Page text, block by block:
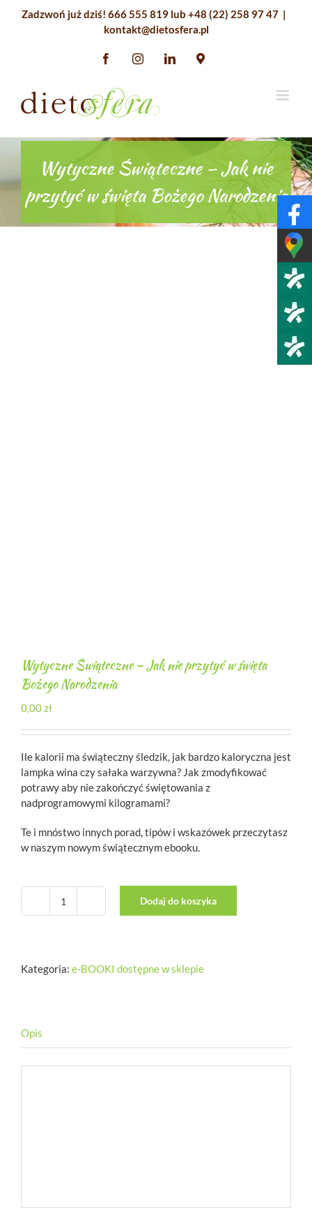
Zadzwoń już dziś! 666 555 819 lub +48 (22) 258 97 47 |
kontakt@dietosfera.pl
FacebookInstagramLinkedInGoogle
Wytyczne Świąteczne – Jak nie
przytyć w święta Bożego Narodzenia
Wytyczne Świąteczne – Jak nie przytyć w święta
Bożego Narodzenia
0,00zł
Ile kalorii ma świąteczny śledzik, jak bardzo kaloryczna jest
lampka wina czy sałaka warzywna? Jak zmodyfikować
potrawy aby nie zakończyć świętowania z
nadprogramowymi kilogramami?
Te i mnóstwo innych porad, tipów i wskazówek przeczytasz
w naszym nowym świątecznym ebooku.
ilość
Jak
Bożego
Dodaj do koszyka
Kategoria: e-BOOKI dostępne w sklepie
Opis